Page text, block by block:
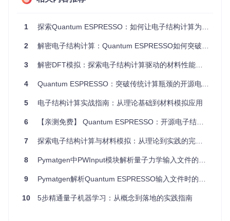
电子结构计算的核心技术原理
电子结构计算的本质是求解多电子系统的薛定谔方程，而DFT
方法通过将复杂的多电子问题转化为单电子方程（Kohn-Sha
m方程）来简化计算。Quantum ESPRESSO采用平面波基组
和赝势方法，在精度和计算效率之间取得平衡，使大规模材料
模拟成为可能。
硅烯材料的投影能带结构展示了不同轨道贡献的电子态分布，
PW模块：核心模块，用于自洽计算电子基态和进行结构优
PP模块：后处理工具，用于能带结构、态密度等性质分析
学行为
：Car-Parrinello分子动力学模拟，研究原子运动
和动力学过程
1 探索Quantum ESPRESSO：如何让电子结构计算为材料研究者节省50%研究时间
2 解密电子结构计算：Quantum ESPRESSO如何突破材料科学研究瓶颈
3 解密DFT模拟：探索电子结构计算驱动的材料性能预测新范式
4 Quantum ESPRESSO：突破传统计算瓶颈的开源电子结构模拟平台
5 电子结构计算实战指南：从理论基础到材料模拟应用
6 【亲测免费】 Quantum ESPRESSO：开源电子结构模拟的强大工具
7 探索电子结构计算与材料模拟：从理论到实践的完整指南
8 Pymatgen中PWInput模块解析量子力学输入文件的问题分析
9 Pymatgen解析Quantum ESPRESSO输入文件时的科学计数法与K点网格问题
10 5步精通量子机器学习：从概念到落地的实践指南